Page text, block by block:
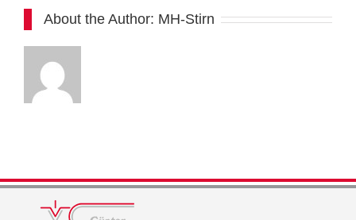
About the Author: MH-Stirn